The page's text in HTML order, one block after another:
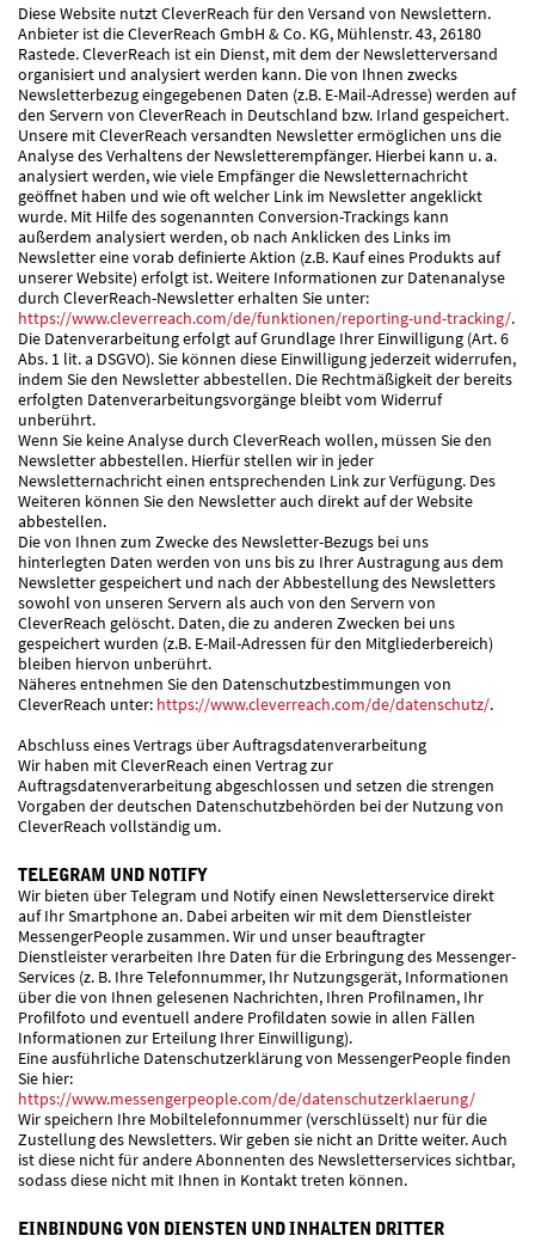
Diese Website nutzt CleverReach für den Versand von Newslettern.
Anbieter ist die CleverReach GmbH & Co. KG, Mühlenstr. 43, 26180
Rastede. CleverReach ist ein Dienst, mit dem der Newsletterversand
organisiert und analysiert werden kann. Die von Ihnen zwecks
Newsletterbezug eingegebenen Daten (z.B. E-Mail-Adresse) werden auf
den Servern von CleverReach in Deutschland bzw. Irland gespeichert.
Unsere mit CleverReach versandten Newsletter ermöglichen uns die
Analyse des Verhaltens der Newsletterempfänger. Hierbei kann u. a.
analysiert werden, wie viele Empfänger die Newsletternachricht
geöffnet haben und wie oft welcher Link im Newsletter angeklickt
wurde. Mit Hilfe des sogenannten Conversion-Trackings kann
außerdem analysiert werden, ob nach Anklicken des Links im
Newsletter eine vorab definierte Aktion (z.B. Kauf eines Produkts auf
unserer Website) erfolgt ist. Weitere Informationen zur Datenanalyse
durch CleverReach-Newsletter erhalten Sie unter:
https://www.cleverreach.com/de/funktionen/reporting-und-tracking/.
Die Datenverarbeitung erfolgt auf Grundlage Ihrer Einwilligung (Art. 6
Abs. 1 lit. a DSGVO). Sie können diese Einwilligung jederzeit widerrufen,
indem Sie den Newsletter abbestellen. Die Rechtmäßigkeit der bereits
erfolgten Datenverarbeitungsvorgänge bleibt vom Widerruf
unberührt.
Wenn Sie keine Analyse durch CleverReach wollen, müssen Sie den
Newsletter abbestellen. Hierfür stellen wir in jeder
Newsletternachricht einen entsprechenden Link zur Verfügung. Des
Weiteren können Sie den Newsletter auch direkt auf der Website
abbestellen.
Die von Ihnen zum Zwecke des Newsletter-Bezugs bei uns
hinterlegten Daten werden von uns bis zu Ihrer Austragung aus dem
Newsletter gespeichert und nach der Abbestellung des Newsletters
sowohl von unseren Servern als auch von den Servern von
CleverReach gelöscht. Daten, die zu anderen Zwecken bei uns
gespeichert wurden (z.B. E-Mail-Adressen für den Mitgliederbereich)
bleiben hiervon unberührt.
Näheres entnehmen Sie den Datenschutzbestimmungen von
CleverReach unter: https://www.cleverreach.com/de/datenschutz/.
Abschluss eines Vertrags über Auftragsdatenverarbeitung
Wir haben mit CleverReach einen Vertrag zur
Auftragsdatenverarbeitung abgeschlossen und setzen die strengen
Vorgaben der deutschen Datenschutzbehörden bei der Nutzung von
CleverReach vollständig um.
TELEGRAM UND NOTIFY
Wir bieten über Telegram und Notify einen Newsletterservice direkt
auf Ihr Smartphone an. Dabei arbeiten wir mit dem Dienstleister
MessengerPeople zusammen. Wir und unser beauftragter
Dienstleister verarbeiten Ihre Daten für die Erbringung des Messenger-
Services (z. B. Ihre Telefonnummer, Ihr Nutzungsgerät, Informationen
über die von Ihnen gelesenen Nachrichten, Ihren Profilnamen, Ihr
Profilfoto und eventuell andere Profildaten sowie in allen Fällen
Informationen zur Erteilung Ihrer Einwilligung).
Eine ausführliche Datenschutzerklärung von MessengerPeople finden
Sie hier:
https://www.messengerpeople.com/de/datenschutzerklaerung/
Wir speichern Ihre Mobiltelefonnummer (verschlüsselt) nur für die
Zustellung des Newsletters. Wir geben sie nicht an Dritte weiter. Auch
ist diese nicht für andere Abonnenten des Newsletterservices sichtbar,
sodass diese nicht mit Ihnen in Kontakt treten können.
EINBINDUNG VON DIENSTEN UND INHALTEN DRITTER